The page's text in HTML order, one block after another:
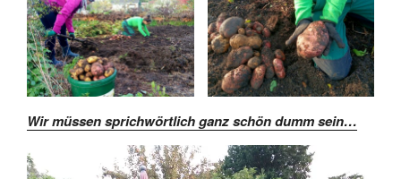
Wir müssen sprichwörtlich ganz schön dumm sein…